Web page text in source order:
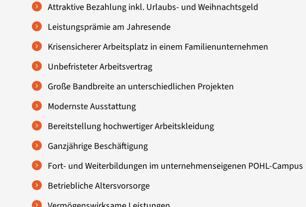
Attraktive Bezahlung inkl. Urlaubs- und Weihnachtsgeld
Leistungsprämie am Jahresende
Krisensicherer Arbeitsplatz in einem Familienunternehmen
Unbefristeter Arbeitsvertrag
Große Bandbreite an unterschiedlichen Projekten
Modernste Ausstattung
Bereitstellung hochwertiger Arbeitskleidung
Ganzjährige Beschäftigung
Fort- und Weiterbildungen im unternehmenseigenen POHL-Campus
Betriebliche Altersvorsorge